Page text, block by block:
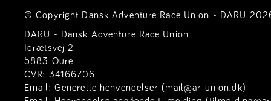
© Copyright Dansk Adventure Race Union - DARU
DARU - Dansk Adventure Race Union
Idrætsvej 2
5883 Oure
CVR: 34166706
Email: Generelle henvendelser (mail@ar-union.dk)